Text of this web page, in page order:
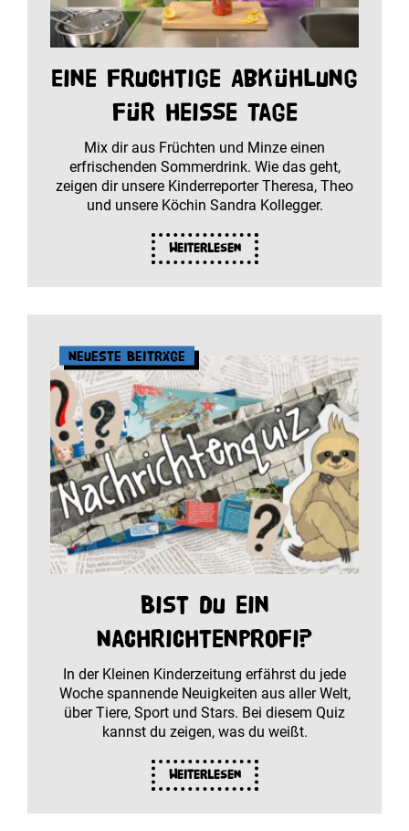
Eine fruchtige Abkühlung
für heiße Tage
Mix dir aus Früchten und Minze einen
erfrischenden Sommerdrink. Wie das geht,
zeigen dir unsere Kinderreporter Theresa, Theo
und unsere Köchin Sandra Kollegger.
Weiterlesen
Neueste Beiträge
Bist du ein
Nachrichtenprofi?
In der Kleinen Kinderzeitung erfährst du jede
Woche spannende Neuigkeiten aus aller Welt,
über Tiere, Sport und Stars. Bei diesem Quiz
kannst du zeigen, was du weißt.
Weiterlesen